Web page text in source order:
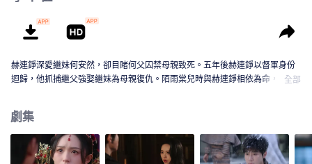
赫連錚深愛繼妹何安然，卻目睹何父囚禁母親致死。五年後赫連錚以督軍身份
迴歸，他抓捕繼父強娶繼妹為母親復仇。陌雨棠兒時與赫連錚相依為命，卻因
全部
劇集